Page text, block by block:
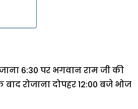
6:30 पर भगवान राम जी की
रोजाना दोपहर 12:00 बजे भोज